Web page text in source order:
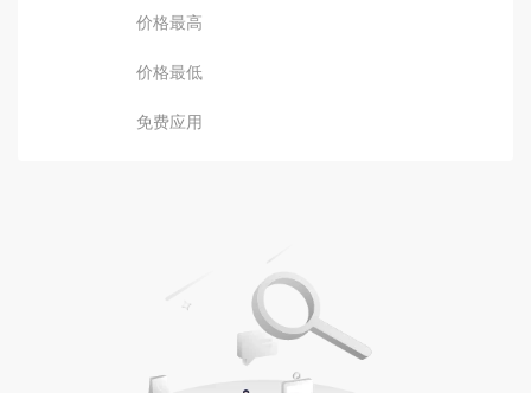
价格最高
价格最低
免费应用